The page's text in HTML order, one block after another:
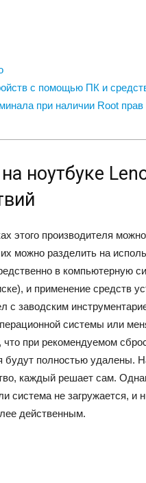
с помощью ПК и
при наличии Root прав
ноутбуке
этого производителя
можно разделить на
в компьютерную
и применение средств
с заводским
системы или
при рекомендуемом
будут полностью удалены.
каждый решает сам.
система не загружается, и
действенным.